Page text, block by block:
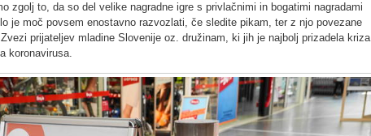
zgolj to, da so del velike nagradne igre s privlačnimi in bogatimi nagradami
je moč povsem enostavno razvozlati, če sledite pikam, ter z njo povezane
prijateljev mladine Slovenije oz. družinam, ki jih je najbolj prizadela kriza
koronavirusa.